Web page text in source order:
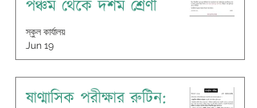
পঞ্চম থেকে দশম শ্রেণী
স্কুল কার্যালয়
Jun 19
ষাণ্মাসিক পরীক্ষার রুটিন: